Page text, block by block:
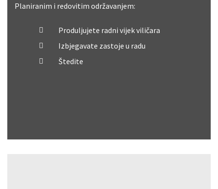
Planiranim i redovitim održavanjem:
Produljujete radni vijek viličara
Izbjegavate zastoje u radu
Štedite